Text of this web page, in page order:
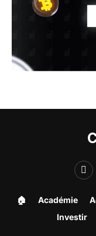
🏠︎ Académie
Investir